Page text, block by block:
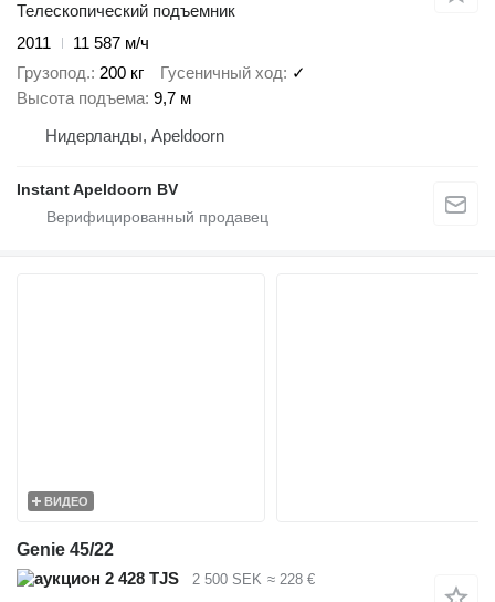
Телескопический подъемник
2011
11 587 м/ч
Грузопод. 200 кг Гусеничный ход
✓
Высота подъема 9,7 м
Нидерланды, Apeldoorn
Instant Apeldoorn BV
ВИДЕО
Genie 45/22
2 428 TJS
2 500 SEK ≈ 228 €